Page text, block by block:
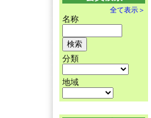
全て表示＞
名称
分類
地域